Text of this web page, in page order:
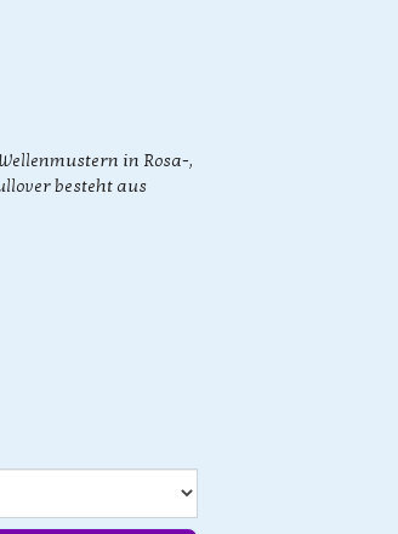
in Rosa-,
besteht aus